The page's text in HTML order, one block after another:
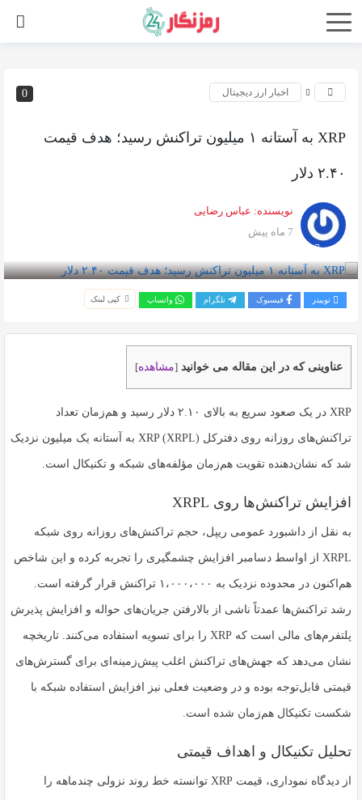
0 اخبار ارز دیجیتال
XRP به آستانه ۱ میلیون تراکنش رسید؛ هدف قیمت
۲.۴۰ دلار
نویسنده: عباس رضایی
7 ماه پیش
توییتر فیسبوک تلگرام واتساپ کپی لینک
عناوینی که در این مقاله می خوانید [مشاهده]
XRP در یک صعود سریع به بالای ۲.۱۰ دلار رسید و هم‌زمان تعداد
تراکنش‌های روزانه روی دفترکل XRP (XRPL) به آستانه یک میلیون نزدیک
شد که نشان‌دهنده تقویت هم‌زمان مؤلفه‌های شبکه و تکنیکال است.
افزایش تراکنش‌ها روی XRPL
به نقل از داشبورد عمومی ریپل، حجم تراکنش‌های روزانه روی شبکه
XRPL از اواسط دسامبر افزایش چشمگیری را تجربه کرده و این شاخص
هم‌اکنون در محدوده نزدیک به ۱،۰۰۰،۰۰۰ تراکنش قرار گرفته است.
رشد تراکنش‌ها عمدتاً ناشی از بالارفتن جریان‌های حواله و افزایش پذیرش
پلتفرم‌های مالی است که XRP را برای تسویه استفاده می‌کنند. تاریخچه
نشان می‌دهد که جهش‌های تراکنش اغلب پیش‌زمینه‌ای برای گسترش‌های
قیمتی قابل‌توجه بوده و در وضعیت فعلی نیز افزایش استفاده شبکه با
شکست تکنیکال هم‌زمان شده است.
تحلیل تکنیکال و اهداف قیمتی
از دیدگاه نموداری، قیمت XRP توانسته خط روند نزولی چندماهه را